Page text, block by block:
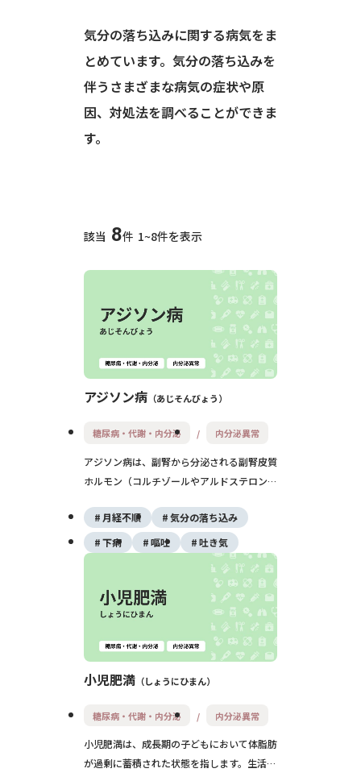
気分の落ち込みに関する病気をま
とめています。気分の落ち込みを
伴うさまざまな病気の症状や原
因、対処法を調べることができま
す。
該当 8件 1~8件を表示
アジソン病 あじそんびょう
糖尿病・代謝・内分泌 内分泌異常
アジソン病は、副腎から分泌される副腎皮質
ホルモン（コルチゾールやアルドステロン）
全身の倦怠感や低血圧、色素沈着などの症状
が見られ、生命に関わる副腎クリーゼを防ぐ
ためにも早期の診断とホルモン補充治療が重
月経不順
気分の落ち込み
下痢
嘔吐 吐き気
小児肥満 しょうにひまん
糖尿病・代謝・内分泌 内分泌異常
小児肥満は、成長期の子どもにおいて体脂肪
が過剰に蓄積された状態を指します。生活習